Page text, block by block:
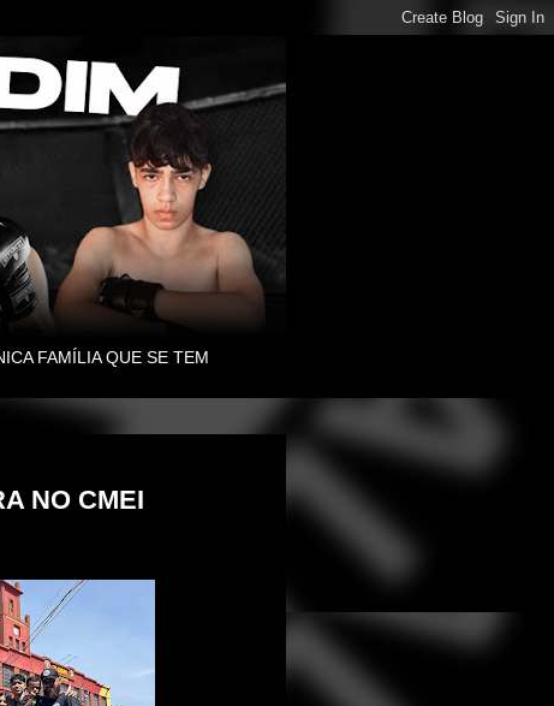
FAMÍLIA QUE SE TEM
NO CMEI